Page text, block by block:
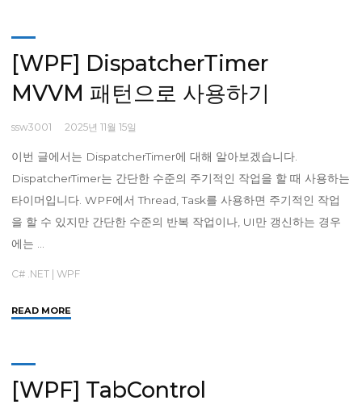
[WPF] DispatcherTimer
MVVM 패턴으로 사용하기
ssw3001 2025년 11월 15일
이번 글에서는 DispatcherTimer에 대해 알아보겠습니다.
DispatcherTimer는 간단한 수준의 주기적인 작업을 할 때 사용하는
타이머입니다. WPF에서 Thread, Task를 사용하면 주기적인 작업
을 할 수 있지만 간단한 수준의 반복 작업이나, UI만 갱신하는 경우
에는 …
C# .NET WPF
READ MORE
패
턴
[WPF] TabControl